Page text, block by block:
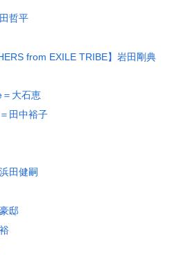
哲平
from EXILE TRIBE】岩田剛典
＝大石恵
田中裕子
田健嗣
邸